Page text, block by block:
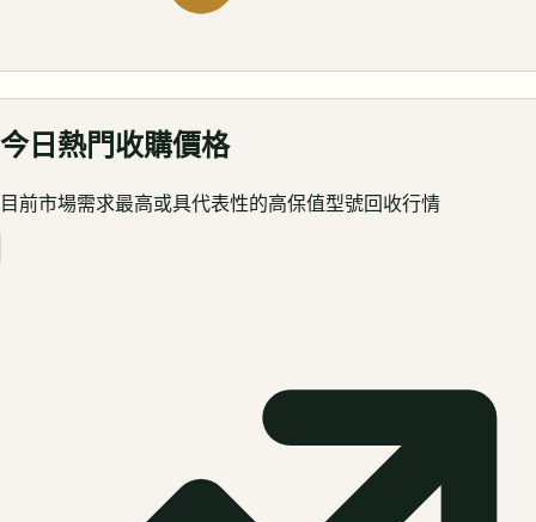
今日熱門收購價格
目前市場需求最高或具代表性的高保值型號回收行情